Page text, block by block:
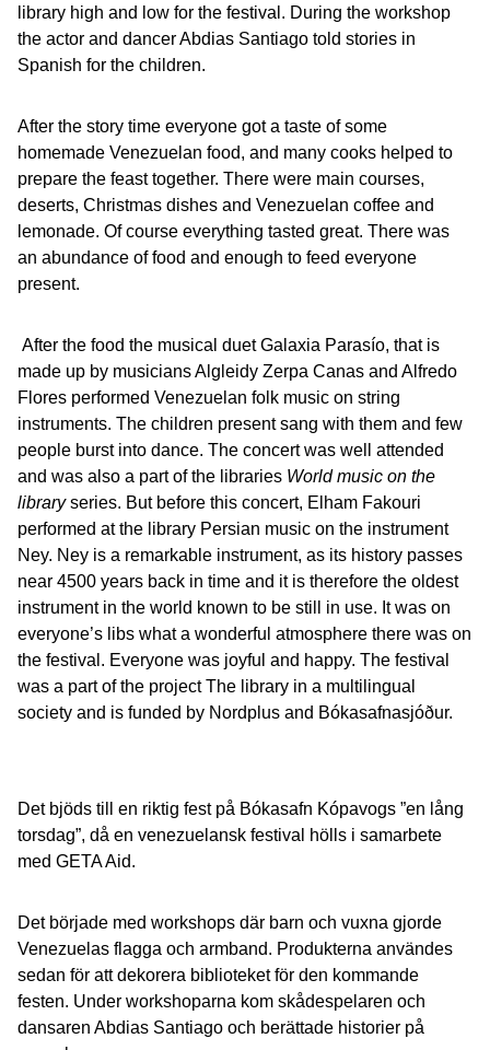
library high and low for the festival. During the workshop
the actor and dancer Abdias Santiago told stories in
Spanish for the children.
After the story time everyone got a taste of some
homemade Venezuelan food, and many cooks helped to
prepare the feast together. There were main courses,
deserts, Christmas dishes and Venezuelan coffee and
lemonade. Of course everything tasted great. There was
an abundance of food and enough to feed everyone
present.
After the food the musical duet Galaxia Parasío, that is
made up by musicians Algleidy Zerpa Canas and Alfredo
Flores performed Venezuelan folk music on string
instruments. The children present sang with them and few
people burst into dance. The concert was well attended
and was also a part of the libraries World music on the
libraryseries. But before this concert, Elham Fakouri
performed at the library Persian music on the instrument
Ney. Ney is a remarkable instrument, as its history passes
near 4500 years back in time and it is therefore the oldest
instrument in the world known to be still in use. It was on
everyone’s libs what a wonderful atmosphere there was on
the festival. Everyone was joyful and happy. The festival
was a part of the project The library in a multilingual
society and is funded by Nordplus and Bókasafnasjóður.
Det bjöds till en riktig fest på Bókasafn Kópavogs ”en lång
torsdag”, då en venezuelansk festival hölls i samarbete
med GETA Aid.
Det började med workshops där barn och vuxna gjorde
Venezuelas flagga och armband. Produkterna användes
sedan för att dekorera biblioteket för den kommande
festen. Under workshoparna kom skådespelaren och
dansaren Abdias Santiago och berättade historier på